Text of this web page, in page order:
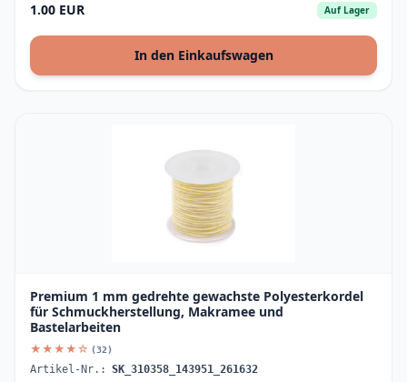
1.00 EUR Auf Lager
In den Einkaufswagen
Premium 1 mm gedrehte gewachste Polyesterkordel
für Schmuckherstellung, Makramee und
Bastelarbeiten
★★★★☆ (32)
Artikel-Nr.: SK_310358_143951_261632